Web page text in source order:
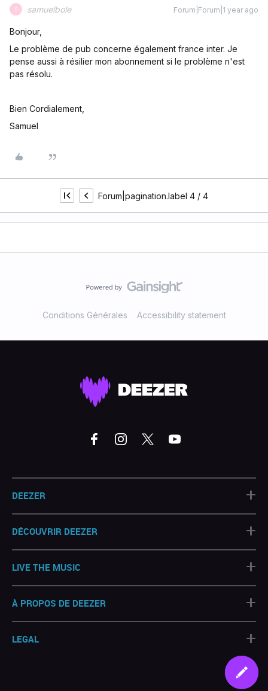
S samuelbole Forum|Forum|1 year ago
Bonjour,
Le problème de pub concerne également france inter. Je
pense aussi à résilier mon abonnement si le problème n'est
pas résolu.
Bien Cordialement,
Samuel
Forum|pagination.label 4 / 4
Conditions Générales Accessibility statement
DEEZER +
DÉCOUVRIR DEEZER +
LIVE THE MUSIC +
À PROPOS DE DEEZER +
LEGAL +